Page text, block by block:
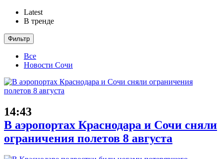
Latest
В тренде
Фильтр
Все
Новости Сочи
14:43
В аэропортах Краснодара и Сочи сняли
ограничения полетов 8 августа